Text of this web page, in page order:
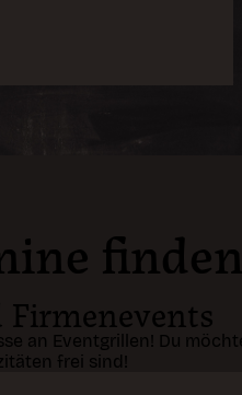
an Eventgrillen! Du
frei sind!